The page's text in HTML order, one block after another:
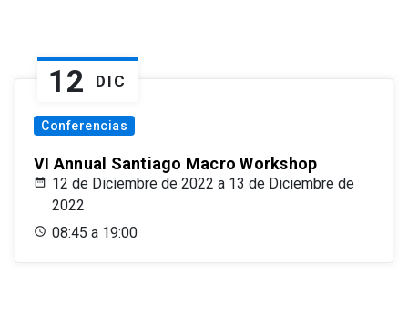
12 DIC
Conferencias
VI Annual Santiago Macro Workshop
12 de Diciembre de 2022 a 13 de Diciembre de
2022
08:45 a 19:00